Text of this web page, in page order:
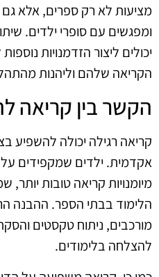
מציעות לא רק ספרים, אלא גם
ומפגשים עם סופרי ילדים.
יכולים ליצור הזדמנויות
הקריאה שלהם וליהנות
הקשר בין קריאה
קריאה רגילה יכולה להשפיע
אקדמית. ילדים שמקפידים על
מיומנויות קריאה טובות
הלימוד בבתי הספר. ההבנה
מורכבים, ניתוח טקסטים
להצלחה בלימודים.